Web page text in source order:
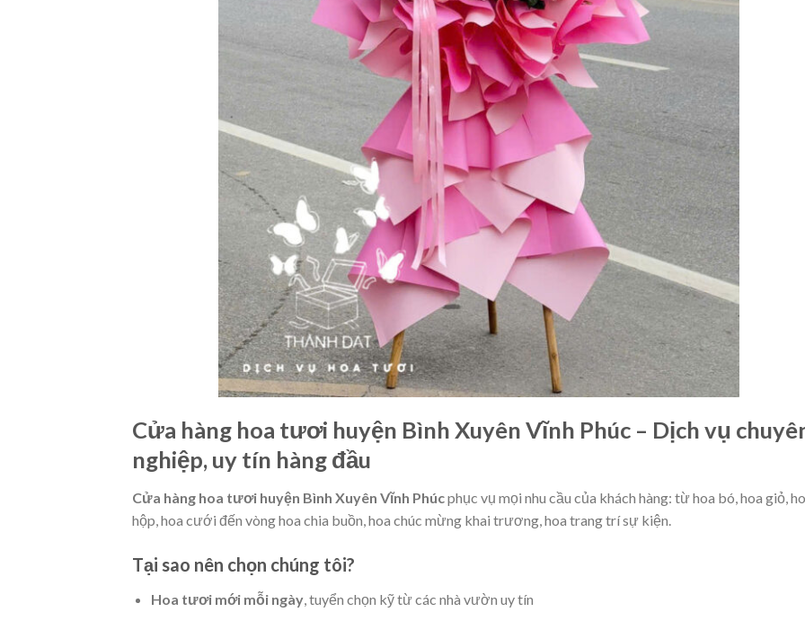
Cửa hàng hoa tươi huyện Bình Xuyên Vĩnh Phúc – Dịch vụ
nghiệp, uy tín hàng đầu
Cửa hàng hoa tươi huyện Bình Xuyên Vĩnh Phúcphục vụ mọi nhu cầu của khách hàng: từ hoa bó, hoa giỏ,
hộp, hoa cưới đến vòng hoa chia buồn, hoa chúc mừng khai trương, hoa trang trí sự kiện.
Tại sao nên chọn chúng tôi?
Hoa tươi mới mỗi ngày, tuyển chọn kỹ từ các nhà vườn uy tín